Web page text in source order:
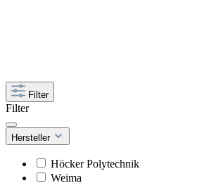
Filter
Filter
Hersteller
Höcker Polytechnik
Weima